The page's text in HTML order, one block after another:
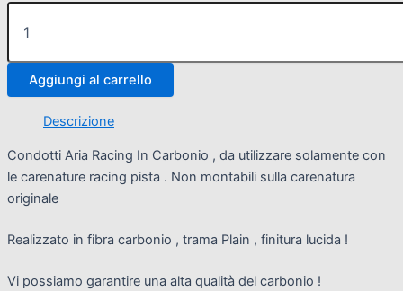
Aggiungi al carrello
Descrizione
Condotti Aria Racing In Carbonio , da utilizzare solamente con
le carenature racing pista . Non montabili sulla carenatura
originale
Realizzato in fibra carbonio , trama Plain , finitura lucida !
Vi possiamo garantire una alta qualità del carbonio !